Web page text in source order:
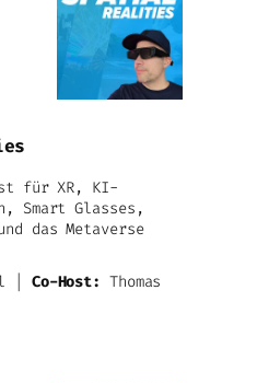
für XR, KI-
Smart Glasses,
das Metaverse
| Co-Host: Thomas